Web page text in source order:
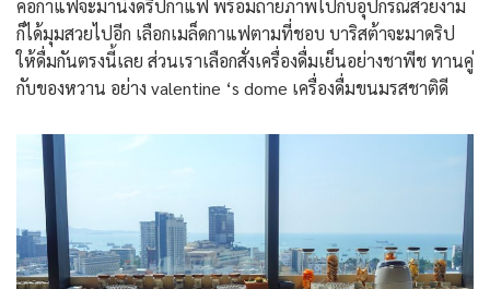
คอกาแฟจะมานั่งดริปกาแฟ พร้อมถ่ายภาพไปกับอุปกรณ์สวยงาม
ก็ได้มุมสวยไปอีก เลือกเมล็ดกาแฟตามที่ชอบ บาริสต้าจะมาดริป
ให้ดื่มกันตรงนี้เลย ส่วนเราเลือกสั่งเครื่องดื่มเย็นอย่างชาพีช ทานคู่
กับของหวาน อย่าง valentine ‘s dome เครื่องดื่มขนมรสชาติดี